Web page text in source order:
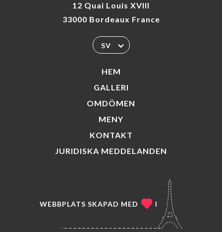
12 Quai Louis XVIII
33000 Bordeaux France
SV
HEM
GALLERI
OMDÖMEN
MENY
KONTAKT
JURIDISKA MEDDELANDEN
WEBBPLATS SKAPAD MED I